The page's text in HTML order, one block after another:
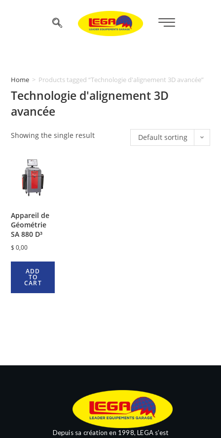
Home > Products tagged “Technologie d'alignement 3D avancée”
Technologie d'alignement 3D
avancée
Showing the single result Default sorting
Appareil de
Géométrie
SA 880 D³
$ 0,00
ADD
TO
CART
Depuis sa création en 1998, LEGA s’est